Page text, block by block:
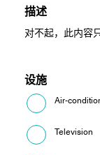
描述
对不起，此内容
设施
Air-
Television